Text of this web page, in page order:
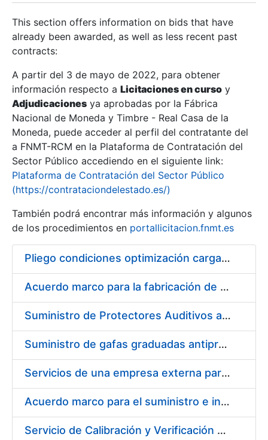
Show/Hide
Show/Hide
Show/Hide
This section offers information on bids that have
already been awarded, as well as less recent past
contracts:
A partir del 3 de mayo de 2022, para obtener
información respecto a Licitaciones en curso y
Adjudicaciones ya aprobadas por la Fábrica
Nacional de Moneda y Timbre - Real Casa de la
Moneda, puede acceder al perfil del contratante del
a FNMT-RCM en la Plataforma de Contratación del
Sector Público accediendo en el siguiente link:
Plataforma de Contratación del Sector Público
(https://contrataciondelestado.es/)
También podrá encontrar más información y algunos
de los procedimientos en portallicitacion.fnmt.es
Pliego condiciones optimización cargas compras firmado
Acuerdo marco para la fabricación de piezas
Suministro de Protectores Auditivos a medida para las personas trabajadoras de los Centros de Trabajo de Madrid y Burgos
Suministro de gafas graduadas antiproyecciones para los trabajadores de la FNMT-RCM en los centros de trabajo de Madrid y Burgos
Servicios de una empresa externa para el asesoramiento y resolución de los recursos de alzada que se presentan relacionados con procesos de selección para la FNMT-RCM
Acuerdo marco para el suministro e instalación de persianas, estores y otros complementos
Servicio de Calibración y Verificación Externa de los Equipos de Medición del Servicio de Prevención de la FNMT-RCM